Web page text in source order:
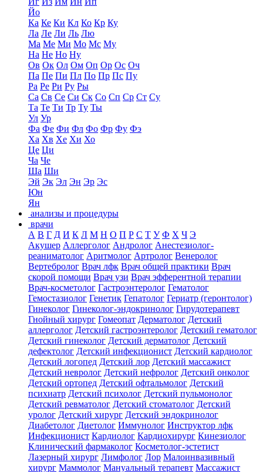
Йо
Ка Ке Ки Кл Ко Кр Ку
Ла Ле Ли Ль Лю
Ма Ме Ми Мо Мс Му
На Не Но Ну
Ов Ок Ол Ом Оп Ор Ос Оч
Па Пе Пи Пл По Пр Пс Пу
Ра Ре Ри Ру Ры
Са Св Се Си Ск Со Сп Ср Ст Су
Та Те Ти Тр Ту Ты
Ул Ур
Фа Фе Фи Фл Фо Фр Фу Фэ
Ха Хв Хе Хи Хо
Це Ци
Ча Че
Ша Ши
Эй Эк Эл Эн Эр Эс
Юн
Ян
анализы и процедуры
врачи
А В Г Д И К Л М Н О П Р С Т У Ф Х Ч Э
Акушер Аллерголог Андролог Анестезиолог-
реаниматолог Аритмолог Артролог Венеролог
Вертебролог Врач лфк Врач общей практики Врач
скорой помощи Врач узи Врач эфферентной терапии
Врач-косметолог Гастроэнтеролог Гематолог
Гемостазиолог Генетик Гепатолог Гериатр (геронтолог)
Гинеколог Гинеколог-эндокринолог Гирудотерапевт
Гнойный хирург Гомеопат Дерматолог Детский
аллерголог Детский гастроэнтеролог Детский гематолог
Детский гинеколог Детский дерматолог Детский
дефектолог Детский инфекционист Детский кардиолог
Детский логопед Детский лор Детский массажист
Детский невролог Детский нефролог Детский онколог
Детский ортопед Детский офтальмолог Детский
психиатр Детский психолог Детский пульмонолог
Детский ревматолог Детский стоматолог Детский
уролог Детский хирург Детский эндокринолог
Диабетолог Диетолог Иммунолог Инструктор лфк
Инфекционист Кардиолог Кардиохирург Кинезиолог
Клинический фармаколог Косметолог-эстетист
Лазерный хирург Лимфолог Лор Малоинвазивный
хирург Маммолог Мануальный терапевт Массажист